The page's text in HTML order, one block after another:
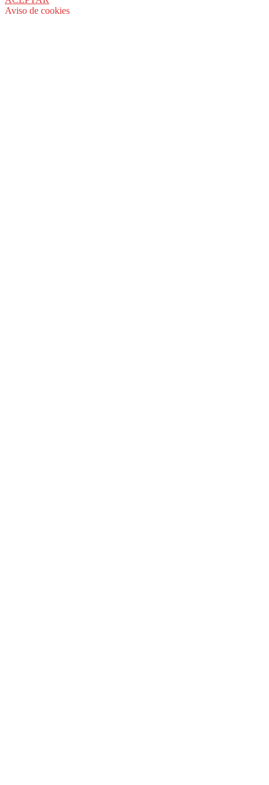
Aviso de cookies